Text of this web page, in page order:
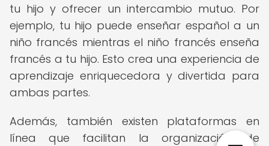
tu hijo y ofrecer un intercambio mutuo. Por
ejemplo, tu hijo puede enseñar español a un
niño francés mientras el niño francés enseña
francés a tu hijo. Esto crea una experiencia de
aprendizaje enriquecedora y divertida para
ambas partes.
Además, también existen plataformas en
línea que facilitan la organización de